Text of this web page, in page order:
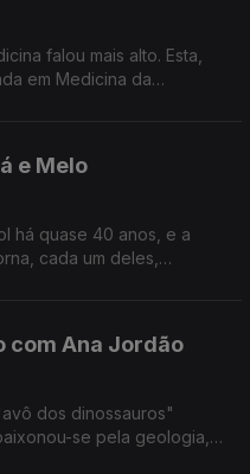
falou mais alto. Esta,
em Medicina da
e Melo
há quase 40 anos, e a
cada um deles,
com Ana Jordão
dos dinossauros"
se pela geologia,